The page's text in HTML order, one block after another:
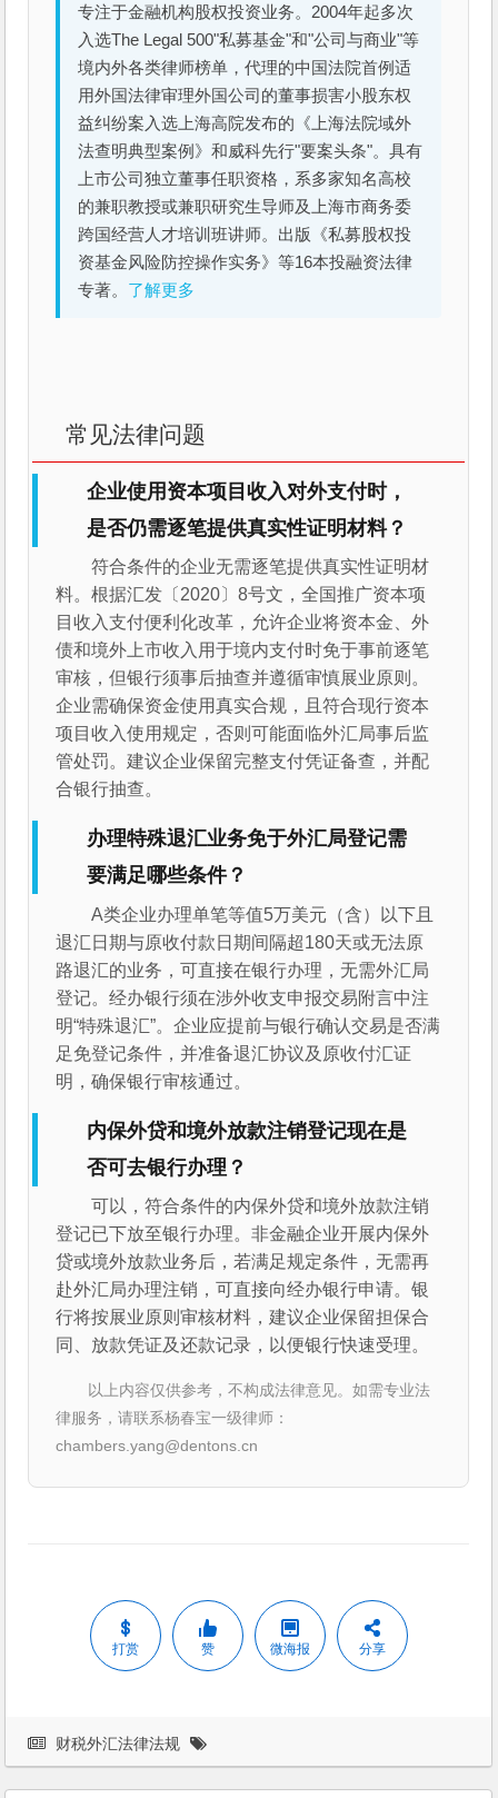
专注于金融机构股权投资业务。2004年起多次
入选The Legal 500"私募基金"和"公司与商业"等
境内外各类律师榜单，代理的中国法院首例适
用外国法律审理外国公司的董事损害小股东权
益纠纷案入选上海高院发布的《上海法院域外
法查明典型案例》和威科先行"要案头条"。具有
上市公司独立董事任职资格，系多家知名高校
的兼职教授或兼职研究生导师及上海市商务委
跨国经营人才培训班讲师。出版《私募股权投
资基金风险防控操作实务》等16本投融资法律
专著。 了解更多
常见法律问题
企业使用资本项目收入对外支付时，
是否仍需逐笔提供真实性证明材料？
符合条件的企业无需逐笔提供真实性证明材
料。根据汇发〔2020〕8号文，全国推广资本项
目收入支付便利化改革，允许企业将资本金、外
债和境外上市收入用于境内支付时免于事前逐笔
审核，但银行须事后抽查并遵循审慎展业原则。
企业需确保资金使用真实合规，且符合现行资本
项目收入使用规定，否则可能面临外汇局事后监
管处罚。建议企业保留完整支付凭证备查，并配
合银行抽查。
办理特殊退汇业务免于外汇局登记需
要满足哪些条件？
A类企业办理单笔等值5万美元（含）以下且
退汇日期与原收付款日期间隔超180天或无法原
路退汇的业务，可直接在银行办理，无需外汇局
登记。经办银行须在涉外收支申报交易附言中注
明“特殊退汇”。企业应提前与银行确认交易是否满
足免登记条件，并准备退汇协议及原收付汇证
明，确保银行审核通过。
内保外贷和境外放款注销登记现在是
否可去银行办理？
可以，符合条件的内保外贷和境外放款注销
登记已下放至银行办理。非金融企业开展内保外
贷或境外放款业务后，若满足规定条件，无需再
赴外汇局办理注销，可直接向经办银行申请。银
行将按展业原则审核材料，建议企业保留担保合
同、放款凭证及还款记录，以便银行快速受理。
以上内容仅供参考，不构成法律意见。如需专业法
律服务，请联系杨春宝一级律师：
chambers.yang@dentons.cn
打赏 赞 微海报 分享
财税外汇法律法规